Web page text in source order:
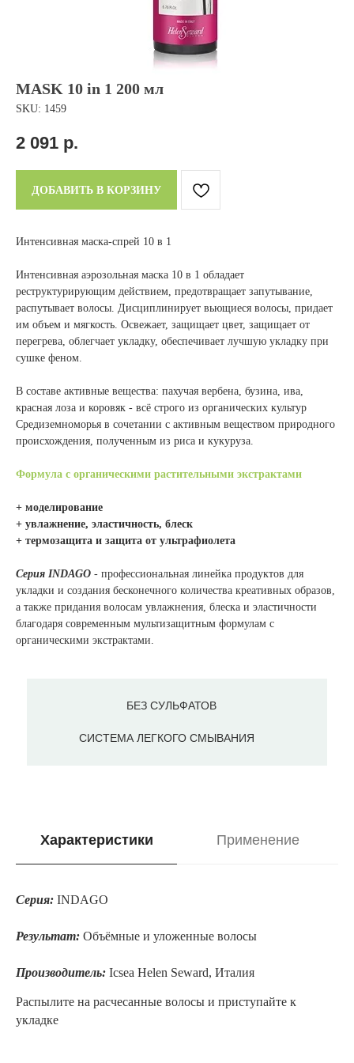
MASK 10 in 1 200 мл
SKU: 1459
2 091 р.
ДОБАВИТЬ В КОРЗИНУ
Интенсивная маска-спрей 10 в 1
Интенсивная аэрозольная маска 10 в 1 обладает
реструктурирующим действием, предотвращает запутывание,
распутывает волосы. Дисциплинирует вьющиеся волосы, придает
им объем и мягкость. Освежает, защищает цвет, защищает от
перегрева, облегчает укладку, обеспечивает лучшую укладку при
сушке феном.
В составе активные вещества: пахучая вербена, бузина, ива,
красная лоза и коровяк - всё строго из органических культур
Средиземноморья в сочетании с активным веществом природного
происхождения, полученным из риса и кукуруза.
Формула с органическими растительными экстрактами
+ моделирование
+ увлажнение, эластичность, блеск
+ термозащита и защита от ультрафиолета
Серия INDAGO - профессиональная линейка продуктов для
укладки и создания бесконечного количества креативных образов,
а также придания волосам увлажнения, блеска и эластичности
благодаря современным мультизащитным формулам с
органическими экстрактами.
БЕЗ СУЛЬФАТОВ
СИСТЕМА ЛЕГКОГО СМЫВАНИЯ
Характеристики Применение
Серия: INDAGO
Результат: Объёмные и уложенные волосы
Производитель: Icsea Helen Seward, Италия
Распылите на расчесанные волосы и приступайте к
укладке